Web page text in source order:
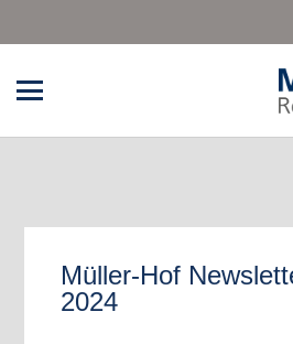
Müller-Hof
2024